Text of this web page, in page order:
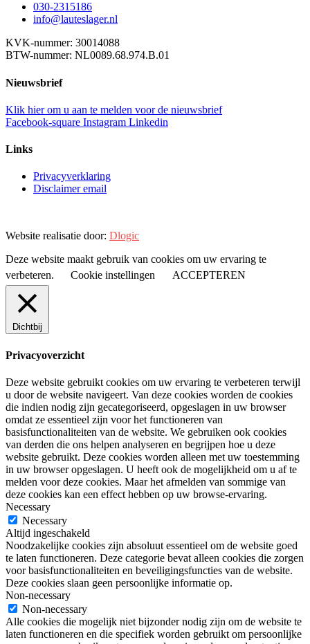
030-2315186
info@lauteslager.nl
KVK-nummer: 30014088
BTW-nummer: NL0089.68.974.B.01
Nieuwsbrief
Klik hier om u aan te melden voor de nieuwsbrief
Facebook-square Instagram Linkedin
Links
Privacyverklaring
Disclaimer email
Website realisatie door: Dlogic
Deze website maakt gebruik van cookies om uw ervaring te
verbeteren.
Cookie instellingen ACCEPTEREN
Dichtbij
Privacyoverzicht
Deze website gebruikt cookies om uw ervaring te verbeteren terwijl
u door de website navigeert. Van deze cookies worden de cookies
die indien nodig zijn gecategoriseerd, opgeslagen in uw browser
omdat ze essentieel zijn voor het functioneren van
basisfunctionaliteiten van de website. We gebruiken ook cookies
van derden die ons helpen analyseren en begrijpen hoe u deze
website gebruikt. Deze cookies worden alleen met uw toestemming
in uw browser opgeslagen. U heeft ook de mogelijkheid om u af te
melden voor deze cookies. Maar het afmelden van sommige van
deze cookies kan een effect hebben op uw browse-ervaring.
Necessary
Necessary
Altijd ingeschakeld
Noodzakelijke cookies zijn absoluut essentieel om de website goed
te laten functioneren. Deze categorie bevat alleen cookies die zorgen
voor basisfunctionaliteiten en beveiligingsfuncties van de website.
Deze cookies slaan geen persoonlijke informatie op.
Non-necessary
Non-necessary
Alle cookies die mogelijk niet bijzonder nodig zijn om de website te
laten functioneren en die specifiek worden gebruikt om persoonlijke